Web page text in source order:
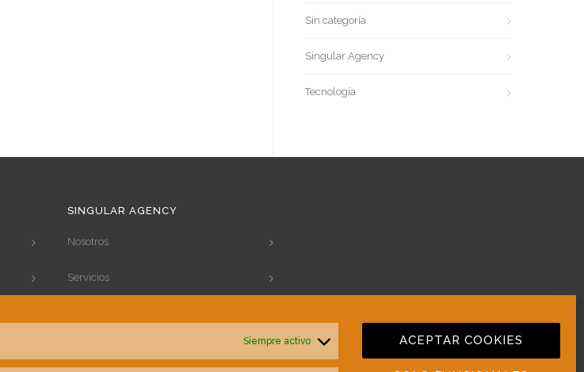
Siempre activo ACEPTAR COOKIES
Sin categoría
Singular Agency
Tecnología
SINGULAR AGENCY
Nosotros
Servicios